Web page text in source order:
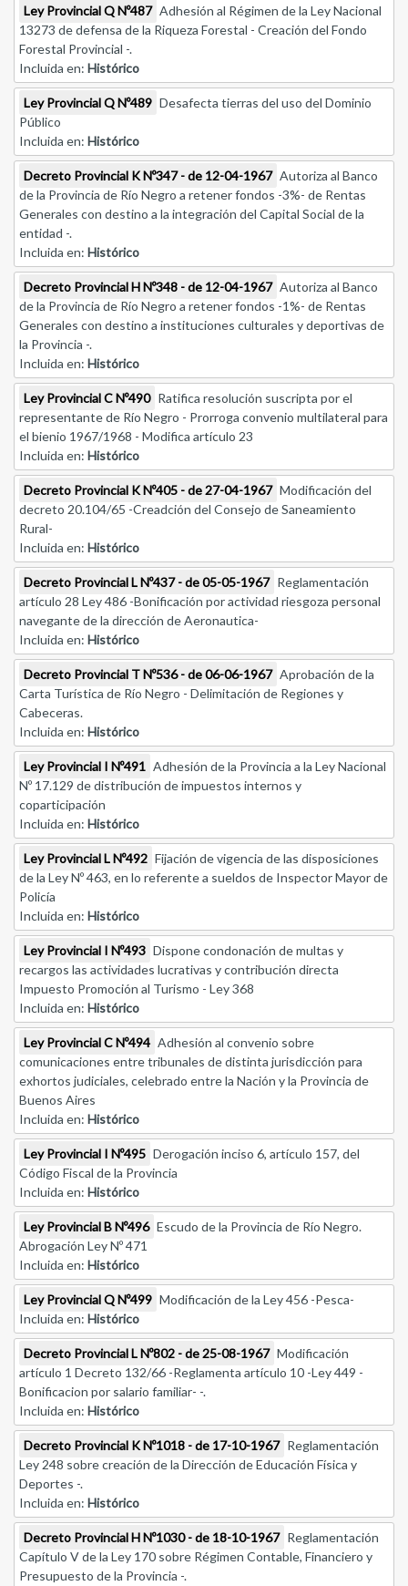
Ley Provincial Q Nº487 Adhesión al Régimen de la Ley Nacional
13273 de defensa de la Riqueza Forestal - Creación del Fondo
Forestal Provincial -.
Incluida en: Histórico
Ley Provincial Q Nº489 Desafecta tierras del uso del Dominio
Público
Incluida en: Histórico
Decreto Provincial K Nº347 - de 12-04-1967 Autoriza al Banco
de la Provincia de Río Negro a retener fondos -3%- de Rentas
Generales con destino a la integración del Capital Social de la
entidad -.
Incluida en: Histórico
Decreto Provincial H Nº348 - de 12-04-1967 Autoriza al Banco
de la Provincia de Río Negro a retener fondos -1%- de Rentas
Generales con destino a instituciones culturales y deportivas de
la Provincia -.
Incluida en: Histórico
Ley Provincial C Nº490 Ratifica resolución suscripta por el
representante de Río Negro - Prorroga convenio multilateral para
el bienio 1967/1968 - Modifica artículo 23
Incluida en: Histórico
Decreto Provincial K Nº405 - de 27-04-1967 Modificación del
decreto 20.104/65 -Creadción del Consejo de Saneamiento
Rural-
Incluida en: Histórico
Decreto Provincial L Nº437 - de 05-05-1967 Reglamentación
artículo 28 Ley 486 -Bonificación por actividad riesgoza personal
navegante de la dirección de Aeronautica-
Incluida en: Histórico
Decreto Provincial T Nº536 - de 06-06-1967 Aprobación de la
Carta Turística de Río Negro - Delimitación de Regiones y
Cabeceras.
Incluida en: Histórico
Ley Provincial I Nº491 Adhesión de la Provincia a la Ley Nacional
Nº 17.129 de distribución de impuestos internos y
coparticipación
Incluida en: Histórico
Ley Provincial L Nº492 Fijación de vigencia de las disposiciones
de la Ley Nº 463, en lo referente a sueldos de Inspector Mayor de
Policía
Incluida en: Histórico
Ley Provincial I Nº493 Dispone condonación de multas y
recargos las actividades lucrativas y contribución directa
Impuesto Promoción al Turismo - Ley 368
Incluida en: Histórico
Ley Provincial C Nº494 Adhesión al convenio sobre
comunicaciones entre tribunales de distinta jurisdicción para
exhortos judiciales, celebrado entre la Nación y la Provincia de
Buenos Aires
Incluida en: Histórico
Ley Provincial I Nº495 Derogación inciso 6, artículo 157, del
Código Fiscal de la Provincia
Incluida en: Histórico
Ley Provincial B Nº496 Escudo de la Provincia de Río Negro.
Abrogación Ley Nº 471
Incluida en: Histórico
Ley Provincial Q Nº499 Modificación de la Ley 456 -Pesca-
Incluida en: Histórico
Decreto Provincial L Nº802 - de 25-08-1967 Modificación
artículo 1 Decreto 132/66 -Reglamenta artículo 10 -Ley 449 -
Bonificacion por salario familiar- -.
Incluida en: Histórico
Decreto Provincial K Nº1018 - de 17-10-1967 Reglamentación
Ley 248 sobre creación de la Dirección de Educación Física y
Deportes -.
Incluida en: Histórico
Decreto Provincial H Nº1030 - de 18-10-1967 Reglamentación
Capítulo V de la Ley 170 sobre Régimen Contable, Financiero y
Presupuesto de la Provincia -.